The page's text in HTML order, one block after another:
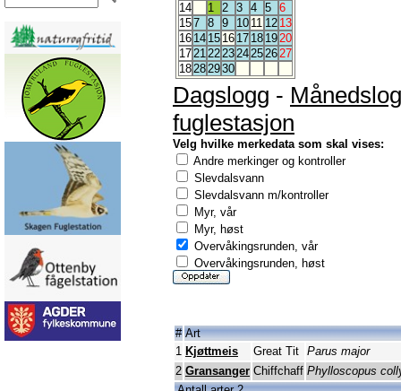
14
1 2 3 4 5 6
157 8 9 10 11 12 13
16 14 15 16 17 18 1920
1721222324252627
18282930
Dagslogg -
fuglestasjon
Velg hvilke merkedata som skal vises:
Andre merkinger og kontroller
Slevdalsvann
Slevdalsvann m/kontroller
Myr, vår
Myr, høst
Overvåkingsrunden, vår
Overvåkingsrunden, høst
# Art
1 Kjøttmeis Great Tit Parus major
2 Gransanger Chiffchaff Phylloscopus